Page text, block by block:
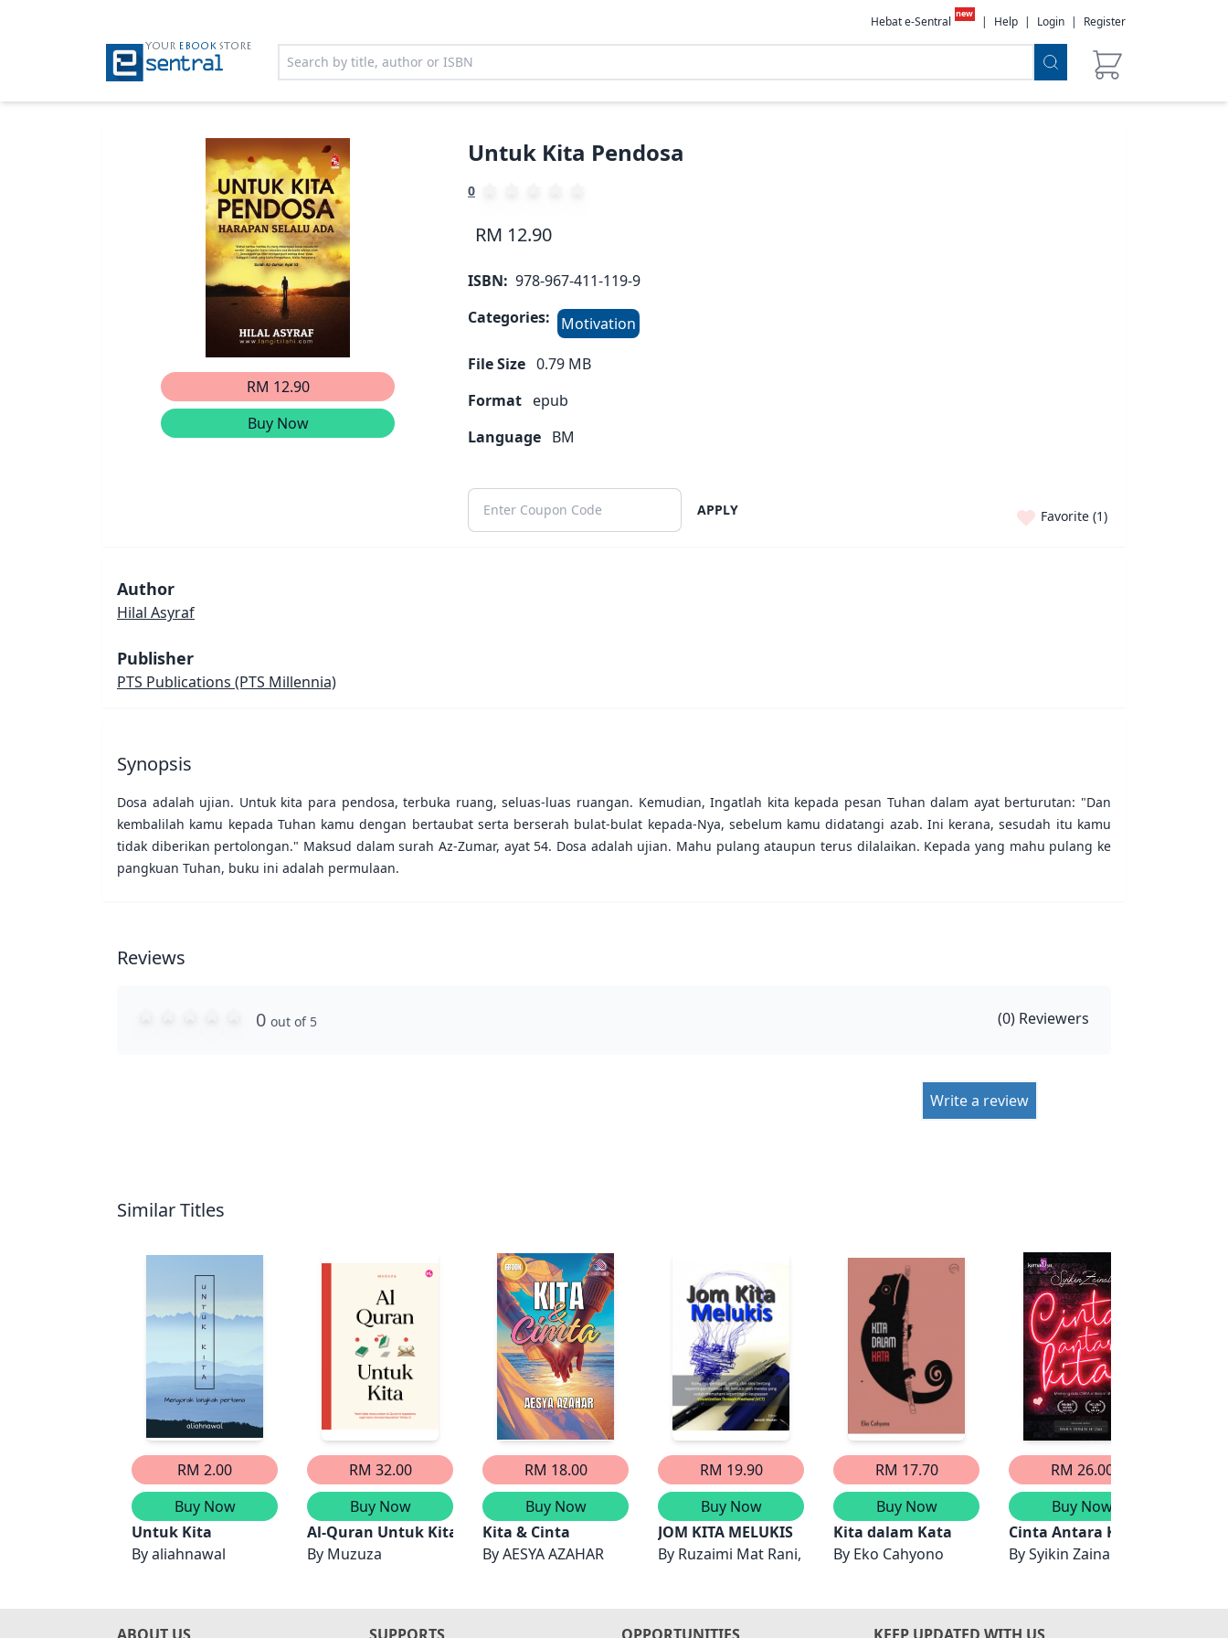
Hebat e-Sentral
new
| Help | Login | Register
YOUR EBOOK STORE
RM 12.90
Buy Now
Untuk Kita Pendosa
0
RM 12.90
ISBN: 978-967-411-119-9
Categories:
Motivation
File Size 0.79 MB
Format epub
Language BM
APPLY Favorite (1)
Author
Hilal Asyraf
Publisher
PTS Publications (PTS Millennia)
Synopsis
Dosa adalah ujian. Untuk kita para pendosa, terbuka ruang, seluas-luas ruangan. Kemudian, Ingatlah kita kepada pesan Tuhan dalam ayat berturutan: "Dan
kembalilah kamu kepada Tuhan kamu dengan bertaubat serta berserah bulat-bulat kepada-Nya, sebelum kamu didatangi azab. Ini kerana, sesudah itu kamu
tidak diberikan pertolongan." Maksud dalam surah Az-Zumar, ayat 54. Dosa adalah ujian. Mahu pulang ataupun terus dilalaikan. Kepada yang mahu pulang ke
pangkuan Tuhan, buku ini adalah permulaan.
Reviews
0 out of 5 (0) Reviewers
Write a review
Similar Titles
RM 2.00
Buy Now
Untuk Kita
Byaliahnawal
RM 32.00
Buy Now
Al-Quran Untuk Kita
By Muzuza
RM 18.00
Buy Now
Kita & Cinta
ByAESYA AZAHAR
RM 19.90
Buy Now
JOM KITA MELUKIS
By Ruzaimi Mat Rani, Amirul Manan, Sunardi Maulan, Jihan Atikah Md Jalani,
RM 17.70
Buy Now
Kita dalam Kata
By Eko Cahyono
RM 26.00
Buy Now
Cinta Antara Kita
BySyikin Zainal